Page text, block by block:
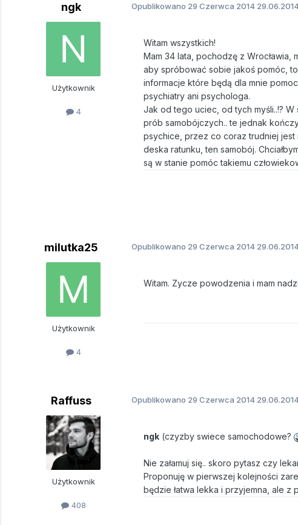
ngk
Użytkownik
4
Opublikowano 29 Czerwca 2014
Witam wszystkich!
Mam 34 lata, pochodzę z Wrocławia,
aby spróbować sobie jakoś pomóc,
informacje które będą dla mnie
psychiatry ani psychologa.
Jak od tego uciec, od tych myśli..!? W
prób samobójczych.. te jednak
psychice, przez co coraz trudniej jest
deska ratunku, ten samobój.
są w stanie pomóc takiemu
milutka25
Użytkownik
4
Opublikowano 29 Czerwca 2014
Witam. Zycze powodzenia i mam
Raffuss
Użytkownik
408
Opublikowano 29 Czerwca 2014
ngk (czyzby swiece samochodowe?
Nie załamuj się.. skoro pytasz czy
Proponuję w pierwszej kolejności
będzie łatwa lekka i przyjemna, ale z